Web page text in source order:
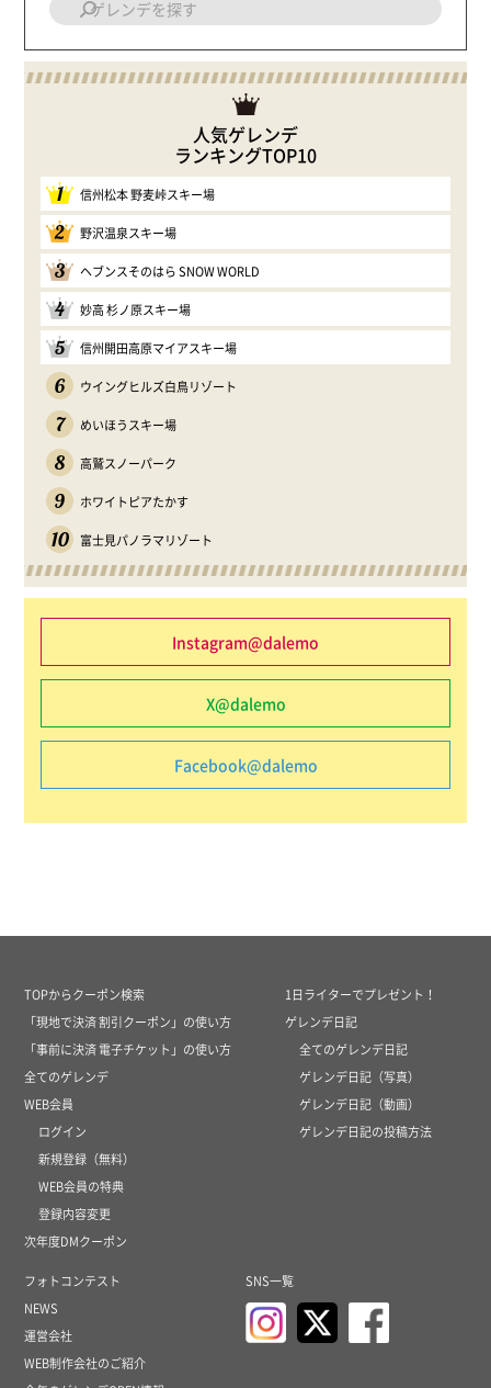
人気ゲレンデ
ランキングTOP10
1 信州松本 野麦峠スキー場
2 野沢温泉スキー場
3 ヘブンスそのはら SNOW WORLD
4 妙高 杉ノ原スキー場
5 信州開田高原マイアスキー場
6 ウイングヒルズ白鳥リゾート
7 めいほうスキー場
8 高鷲スノーパーク
9 ホワイトピアたかす
10 富士見パノラマリゾート
Instagram@dalemo
X@dalemo
Facebook@dalemo
TOPからクーポン検索
「現地で決済 割引クーポン」の使い方
「事前に決済 電子チケット」の使い方
全てのゲレンデ
WEB会員
ログイン
新規登録（無料）
WEB会員の特典
登録内容変更
次年度DMクーポン
1日ライターでプレゼント！
ゲレンデ日記
全てのゲレンデ日記
ゲレンデ日記（写真）
ゲレンデ日記（動画）
ゲレンデ日記の投稿方法
フォトコンテスト
NEWS
運営会社
WEB制作会社のご紹介
SNS一覧